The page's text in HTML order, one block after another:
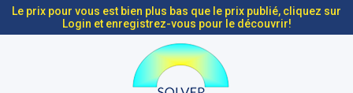
Le prix pour vous est bien plus bas que le prix publié, cliquez sur
Login et enregistrez-vous pour le découvrir!